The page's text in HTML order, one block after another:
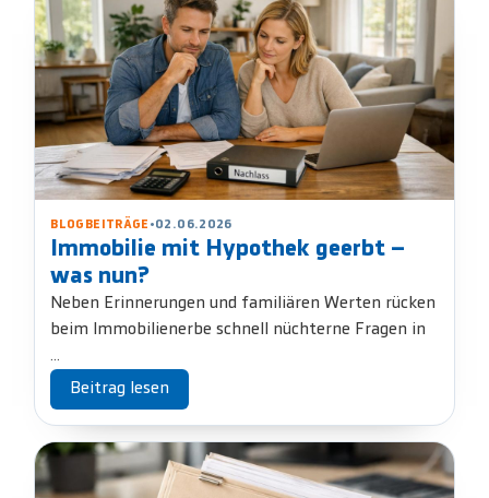
BLOGBEITRÄGE •02.06.2026
Immobilie mit Hypothek geerbt –
was nun?
Neben Erinnerungen und familiären Werten rücken
beim Immobilienerbe schnell nüchterne Fragen in
...
Beitrag lesen